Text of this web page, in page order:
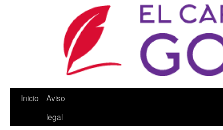
Inicio
Aviso
legal